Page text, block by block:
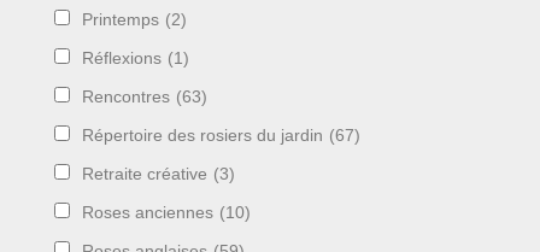
Printemps (2)
Réflexions (1)
Rencontres (63)
Répertoire des rosiers du jardin (67)
Retraite créative (3)
Roses anciennes (10)